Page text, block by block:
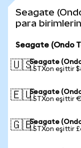
Seagate
para
Seagate (Ondo
🇺🇸Seagate
1 STXon eşittir
🇪🇺Seagate
1 STXon eşittir
🇬🇧Seagate
1 STXon eşittir